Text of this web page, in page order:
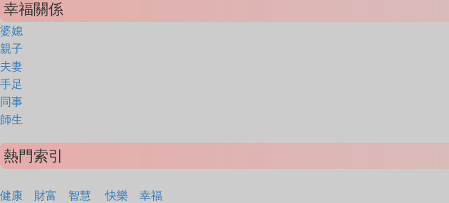
幸福關係
婆媳
親子
夫妻
手足
同事
師生
熱門索引
健康 財富 智慧 快樂 幸福